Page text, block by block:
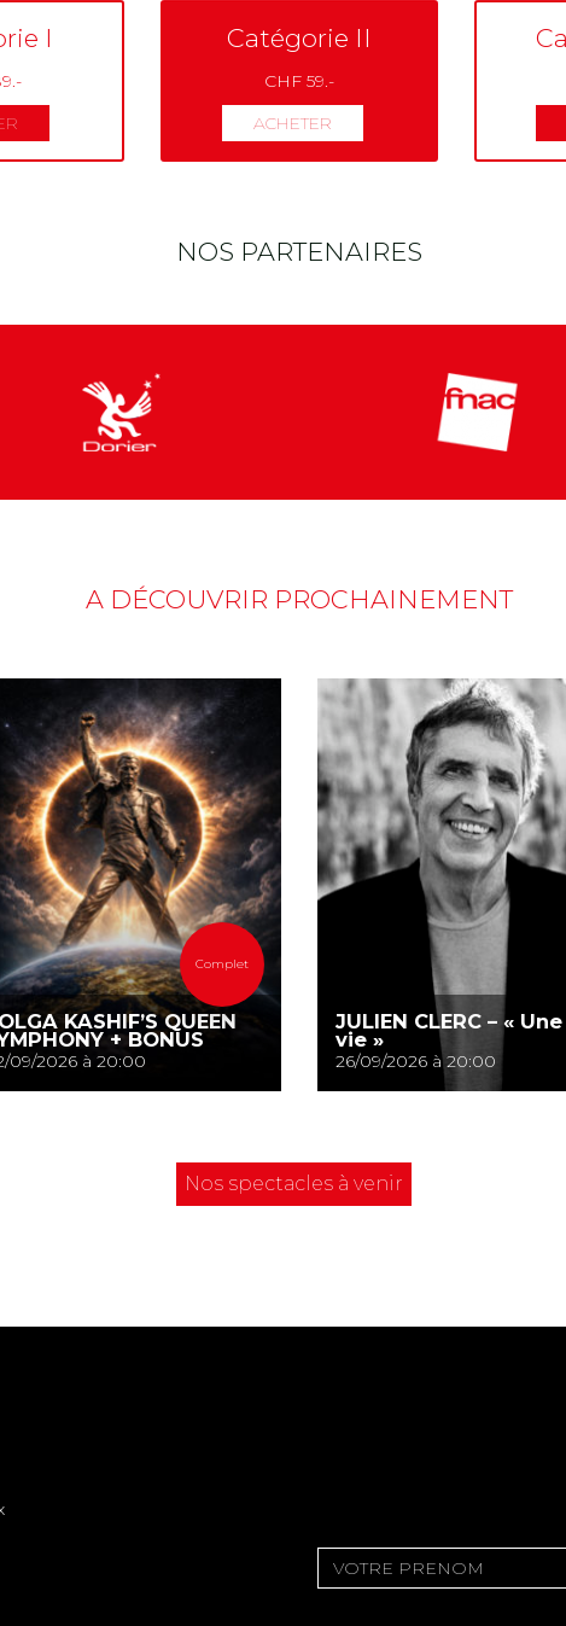
I Catégorie II
CHF 59.-
ACHETER
NOS PARTENAIRES
A DÉCOUVRIR PROCHAINEMENT
Complet
KASHIF’S QUEEN
+ BONUS
09/2026 à 20:00
JULIEN CLERC – « Une
vie »
26/09/2026 à 20:00
Nos spectacles à venir